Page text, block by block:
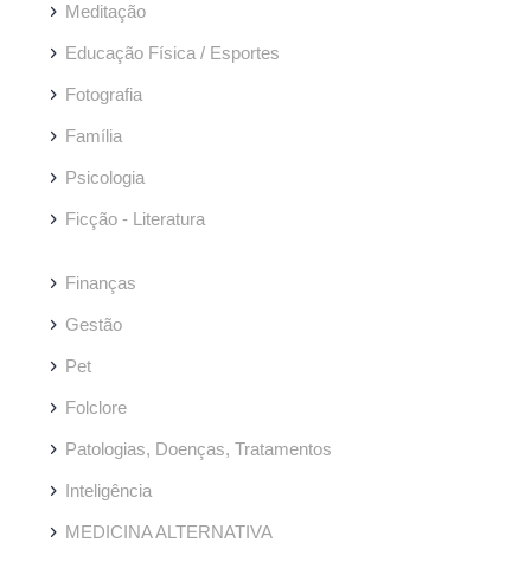
Meditação
Educação Física / Esportes
Fotografia
Família
Psicologia
Ficção - Literatura
Finanças
Gestão
Pet
Folclore
Patologias, Doenças, Tratamentos
Inteligência
MEDICINA ALTERNATIVA